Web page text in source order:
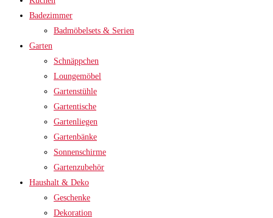
Badezimmer
Badmöbelsets & Serien
Garten
Schnäppchen
Loungemöbel
Gartenstühle
Gartentische
Gartenliegen
Gartenbänke
Sonnenschirme
Gartenzubehör
Haushalt & Deko
Geschenke
Dekoration